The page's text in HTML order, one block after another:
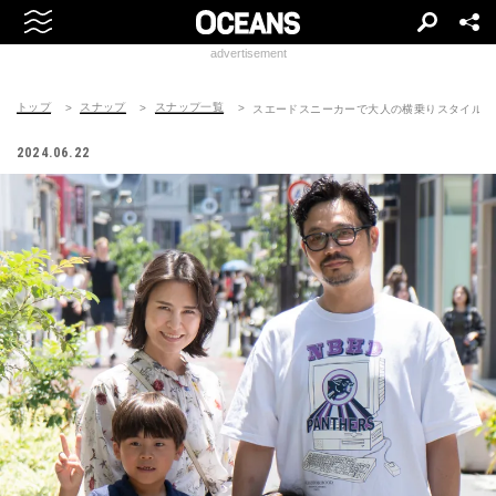
advertisement
トップ スナップ スナップ一覧 スエードスニーカーで大人の横乗りスタイル
2024.06.22